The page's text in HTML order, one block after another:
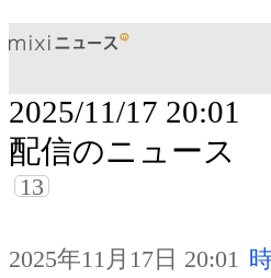
2025/11/17 20:01
配信のニュース
13
2025年11月17日 20:01